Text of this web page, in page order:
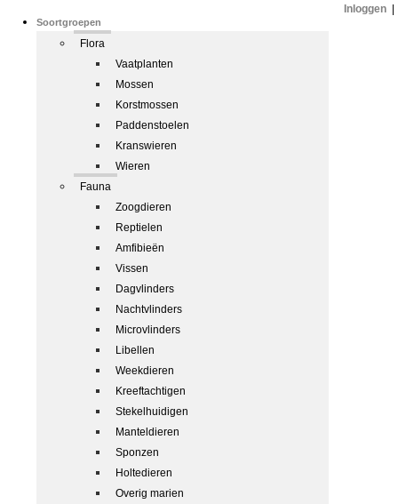
Soortgroepen
Flora
Vaatplanten
Mossen
Korstmossen
Paddenstoelen
Kranswieren
Wieren
Fauna
Zoogdieren
Reptielen
Amfibieën
Vissen
Dagvlinders
Nachtvlinders
Microvlinders
Libellen
Weekdieren
Kreeftachtigen
Stekelhuidigen
Manteldieren
Sponzen
Holtedieren
Overig marien
Inloggen